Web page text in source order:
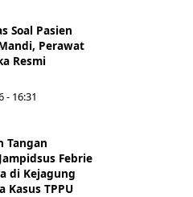
Soal Pasien
Perawat
Resmi
- 16:31
Tangan
Febrie
di Kejagung
Kasus TPPU